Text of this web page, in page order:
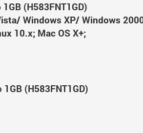
(H583FNT1GD)
Windows XP/ Windows
10.x; Mac OS X+;
(H583FNT1GD)